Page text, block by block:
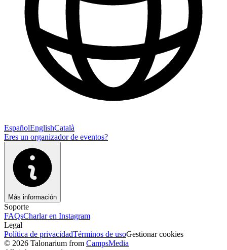
EspañolEnglishCatalà
Eres un organizador de eventos?
Más información
Soporte
FAQsCharlar en Instagram
Legal
Política de privacidadTérminos de usoGestionar cookies
© 2026 Talonarium from CampsMedia